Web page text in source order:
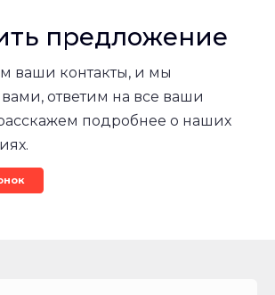
предложение
ваши контакты, и мы
ответим на все ваши
подробнее о наших